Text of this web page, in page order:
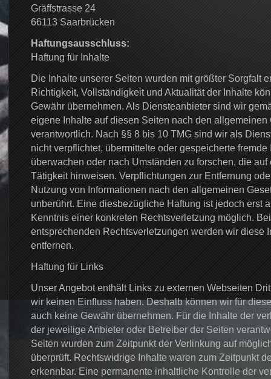
Gräffstrasse 24
66113 Saarbrücken
Haftungsausschluss:
Haftung für Inhalte
Die Inhalte unserer Seiten wurden mit größter Sorgfalt
Richtigkeit, Vollständigkeit und Aktualität der Inhalte
Gewähr übernehmen. Als Diensteanbieter sind wir
eigene Inhalte auf diesen Seiten nach den allgemeinen
verantwortlich. Nach §§ 8 bis 10 TMG sind wir als
nicht verpflichtet, übermittelte oder gespeicherte fremde
überwachen oder nach Umständen zu forschen, die
Tätigkeit hinweisen. Verpflichtungen zur Entfernung
Nutzung von Informationen nach den allgemeinen
unberührt. Eine diesbezügliche Haftung ist jedoch erst
Kenntnis einer konkreten Rechtsverletzung möglich.
entsprechenden Rechtsverletzungen werden wir diese
entfernen.
Haftung für Links
Unser Angebot enthält Links zu externen Webseiten
wir keinen Einfluss haben. Deshalb können wir für
auch keine Gewähr übernehmen. Für die Inhalte der
der jeweilige Anbieter oder Betreiber der Seiten
Seiten wurden zum Zeitpunkt der Verlinkung auf
überprüft. Rechtswidrige Inhalte waren zum Zeitpunkt
erkennbar. Eine permanente inhaltliche Kontrolle der